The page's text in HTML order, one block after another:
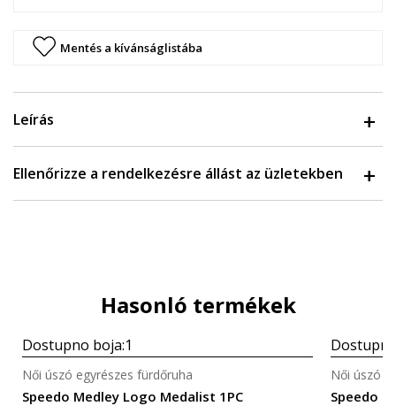
Mentés a kívánságlistába
Leírás
Ellenőrizze a rendelkezésre állást az üzletekben
Hasonló termékek
Részletek
Gyors nézet
Dostupno boja:1
Speedo Medley Logo Medalist 1PC
Női úszó egyrészes fürdőruha
Speedo
Női úszó